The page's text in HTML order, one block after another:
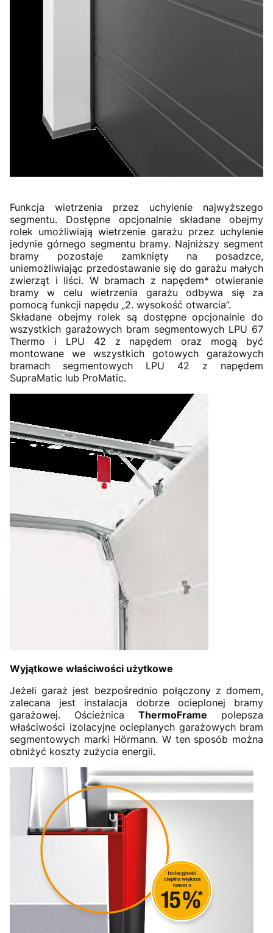
Funkcja wietrzenia przez uchylenie najwyższego
segmentu. Dostępne opcjonalnie składane obejmy
rolek umożliwiają wietrzenie garażu przez uchylenie
jedynie górnego segmentu bramy. Najniższy segment
bramy pozostaje zamknięty na posadzce,
uniemożliwiając przedostawanie się do garażu małych
zwierząt i liści. W bramach z napędem* otwieranie
bramy w celu wietrzenia garażu odbywa się za
pomocą funkcji napędu „2. wysokość otwarcia”.
Składane obejmy rolek są dostępne opcjonalnie do
wszystkich garażowych bram segmentowych LPU 67
Thermo i LPU 42 z napędem oraz mogą być
montowane we wszystkich gotowych garażowych
bramach segmentowych LPU 42 z napędem
SupraMatic lub ProMatic.
Wyjątkowe właściwości użytkowe
Jeżeli garaż jest bezpośrednio połączony z domem,
zalecana jest instalacja dobrze ocieplonej bramy
garażowej. Ościeżnica ThermoFrame polepsza
właściwości izolacyjne ocieplanych garażowych bram
segmentowych marki Hörmann. W ten sposób można
obniżyć koszty zużycia energii.